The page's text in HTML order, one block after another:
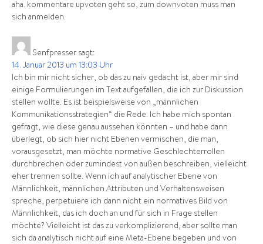
aha. kommentare upvoten geht so, zum downvoten muss man
sich anmelden.
Senfpresser sagt:
14. Januar 2013 um 13:03 Uhr
Ich bin mir nicht sicher, ob das zu naiv gedacht ist, aber mir sind
einige Formulierungen im Text aufgefallen, die ich zur Diskussion
stellen wollte. Es ist beispielsweise von „männlichen
Kommunikationsstrategien“ die Rede. Ich habe mich spontan
gefragt, wie diese genau aussehen könnten – und habe dann
überlegt, ob sich hier nicht Ebenen vermischen, die man,
vorausgesetzt, man möchte normative Geschlechterrollen
durchbrechen oder zumindest von außen beschreiben, vielleicht
eher trennen sollte. Wenn ich auf analytischer Ebene von
Männlichkeit, männlichen Attributen und Verhaltensweisen
spreche, perpetuiere ich dann nicht ein normatives Bild von
Männlichkeit, das ich doch an und für sich in Frage stellen
möchte? Vielleicht ist das zu verkomplizierend, aber sollte man
sich da analytisch nicht auf eine Meta-Ebene begeben und von